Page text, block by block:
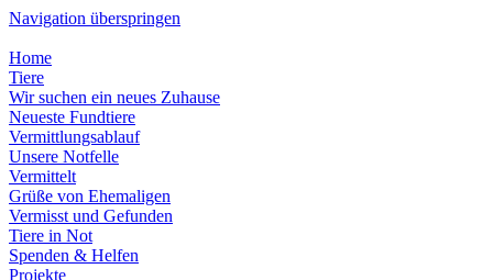
Navigation überspringen
Home
Tiere
Wir suchen ein neues Zuhause
Neueste Fundtiere
Vermittlungsablauf
Unsere Notfelle
Vermittelt
Grüße von Ehemaligen
Vermisst und Gefunden
Tiere in Not
Spenden & Helfen
Projekte